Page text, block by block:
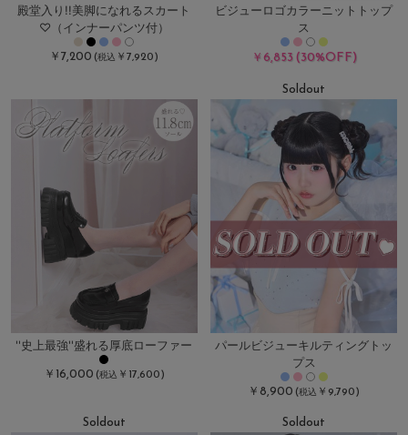
殿堂入り!!美脚になれるスカート
♡（インナーパンツ付）
￥7,200 (税込 ￥7,920)
ビジューロゴカラーニットトップ
ス
￥6,853 (30%OFF)
''史上最強''盛れる厚底ローファー
￥16,000 (税込 ￥17,600)
Soldout
パールビジューキルティングトッ
プス
￥8,900 (税込 ￥9,790)
Soldout Soldout